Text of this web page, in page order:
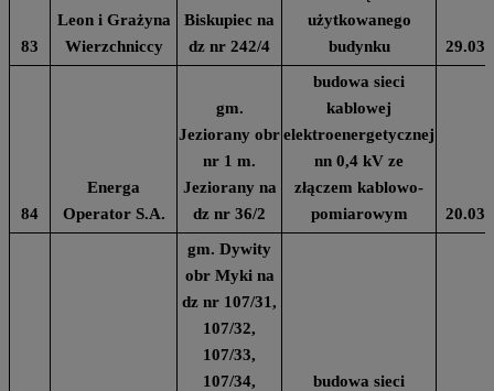
83
Leon i Grażyna
Wierzchniccy
Biskupiec na
dz nr 242/4
użytkowanego
budynku
84
Energa
Operator S.A.
gm.
Jeziorany obr
nr 1 m.
Jeziorany na
dz nr 36/2
budowa sieci
kablowej
elektroenergetycznej
nn 0,4 kV ze
złączem kablowo-
pomiarowym
gm. Dywity
obr Myki na
dz nr 107/31,
107/32,
107/33,
107/34,
budowa sieci